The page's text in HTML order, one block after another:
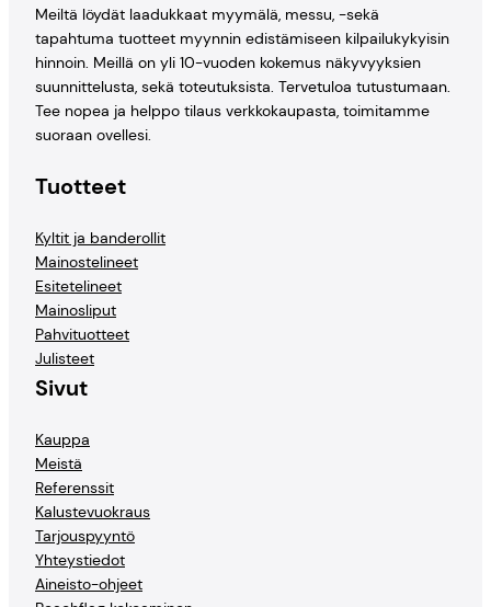
Meiltä löydät laadukkaat myymälä, messu, -sekä
tapahtuma tuotteet myynnin edistämiseen kilpailukykyisin
hinnoin. Meillä on yli 10-vuoden kokemus näkyvyyksien
suunnittelusta, sekä toteutuksista. Tervetuloa tutustumaan.
Tee nopea ja helppo tilaus verkkokaupasta, toimitamme
suoraan ovellesi.
Tuotteet
Kyltit ja banderollit
Mainostelineet
Esitetelineet
Mainosliput
Pahvituotteet
Julisteet
Sivut
Kauppa
Meistä
Referenssit
Kalustevuokraus
Tarjouspyyntö
Yhteystiedot
Aineisto-ohjeet